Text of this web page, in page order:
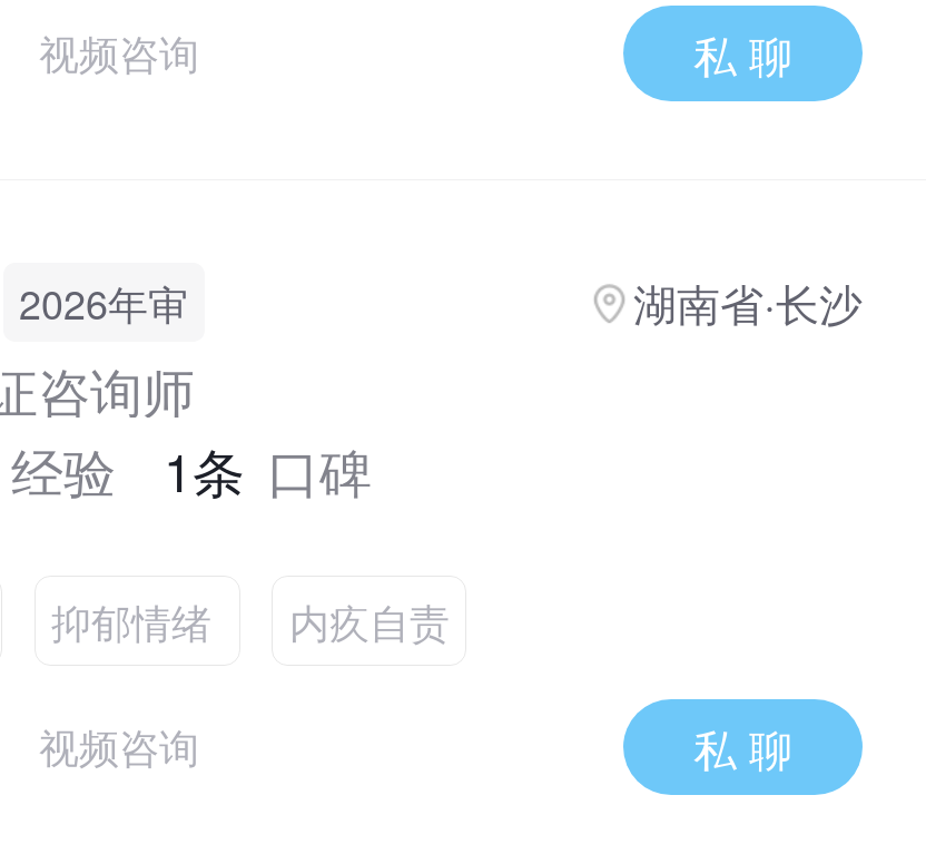
视频咨询 私 聊
2026年审 湖南省·长沙
咨询师
经验 1条 口碑
抑郁情绪 内疚自责
视频咨询 私 聊